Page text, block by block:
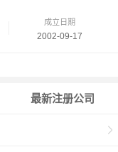
成立日期
2002-09-17
最新注册公司